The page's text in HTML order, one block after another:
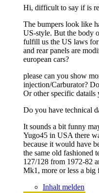
Hi, difficult to say if is
The bumpers look like
US-style. But the body
fulfill us the US laws for
and rear panels are
european cars?
please can you show
injection/Carburator?
Or other specific datails
Do you have technical
It sounds a bit funny
Yugo45 in USA there
because it would have
the same old fashioned
127/128 from 1972-82
Mk1, more or less a big
Inhalt melden